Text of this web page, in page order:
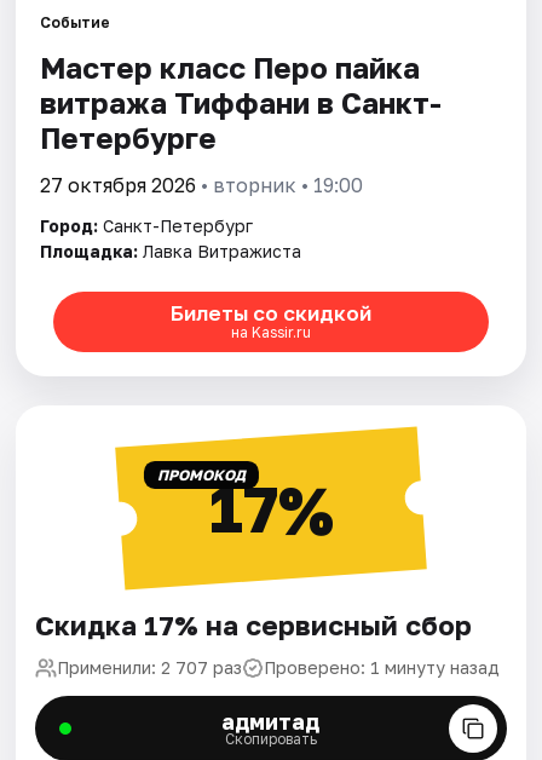
Города
Площадки
Артисты
Рейтинги
Событие
Мастер класс Перо пайка
витража Тиффани в Санкт-
Петербурге
27 октября 2026 • вторник • 19:00
Город: Санкт-Петербург
Площадка: Лавка Витражиста
Билеты со скидкой
на Kassir.ru
ПРОМОКОД17%
Скидка 17% на сервисный сбор
Применили: 2 707 раз Проверено: 1 минуту назад
адмитад
Скопировать